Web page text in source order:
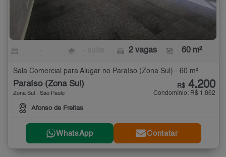
2 vagas 60 m²
Sala Comercial para Alugar no Paraíso (Zona Sul) - 60 m²
Paraíso (Zona Sul)
Zona Sul - São Paulo
Afonso de Freitas
R$ 4.200
Condomínio: R$ 1.862
WhatsApp Contatar